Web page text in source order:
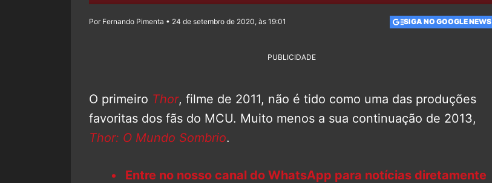
Por Fernando Pimenta • 24 de setembro de 2020, às 19:01 SIGA NO GOOGLE NEWS
PUBLICIDADE
O primeiro Thor, filme de 2011, não é tido como uma das produções
favoritas dos fãs do MCU. Muito menos a sua continuação de 2013,
Thor: O Mundo Sombrio.
Entre no nosso canal do WhatsApp para notícias diretamente